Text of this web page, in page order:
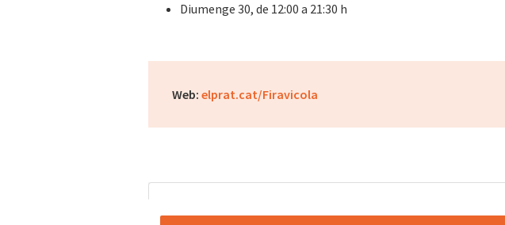
Diumenge 30, de 12:00 a 21:30 h
Web: elprat.cat/Firavicola